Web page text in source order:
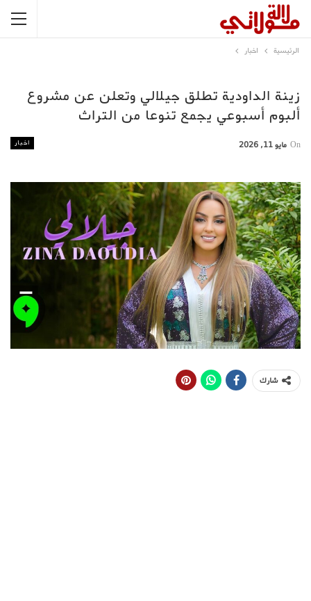
الرئيسية اخبار
زينة الداودية تطلق جيلالي وتعلن عن مشروع
ألبوم أسبوعي يجمع تنوعا من التراث
اخبار On مايو 11, 2026
شارك